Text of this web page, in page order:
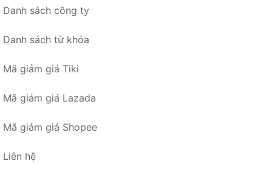
Danh sách công ty
Danh sách từ khóa
Mã giảm giá Tiki
Mã giảm giá Lazada
Mã giảm giá Shopee
Liên hệ